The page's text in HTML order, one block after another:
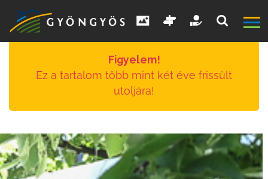
A
VÁROS
Figyelem!
Ez a tartalom több mint két éve frissült
utoljára!